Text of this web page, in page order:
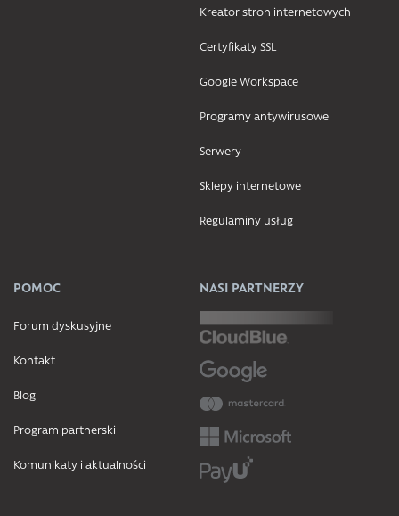
Kreator stron internetowych
Certyfikaty SSL
Google Workspace
Programy antywirusowe
Serwery
Sklepy internetowe
Regulaminy usług
POMOC
Forum dyskusyjne
Kontakt
Blog
Program partnerski
Komunikaty i aktualności
NASI PARTNERZY